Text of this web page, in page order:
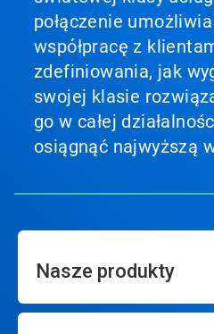
połączenie
współpracę z
zdefiniowania, jak
swojej klasie
go w całej
osiągnąć najwyższą
Nasze produkty